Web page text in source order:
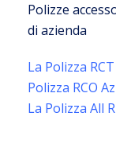
Polizze
di azienda
La Polizza
Polizza RCO
La Polizza All